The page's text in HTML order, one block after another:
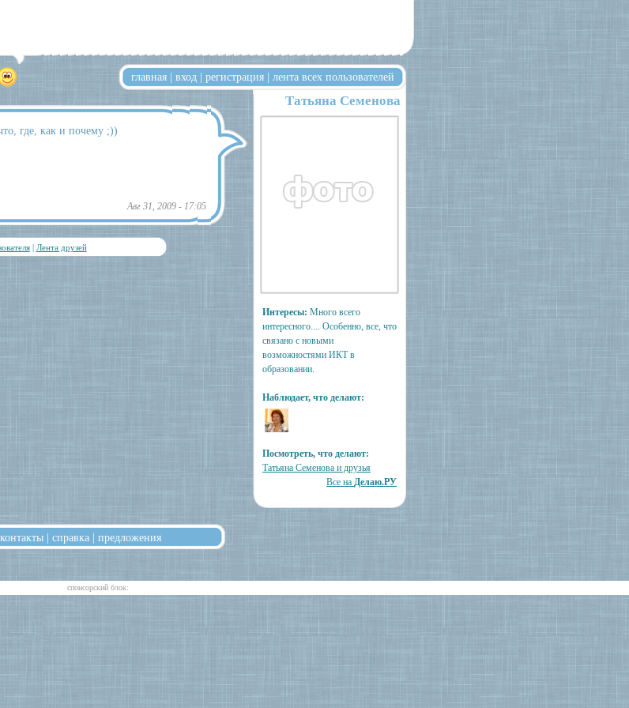
главная | вход | регистрация | лента всех пользователей
где, как и почему ;))
Авг 31, 2009 - 17:05
| Лента друзей
Татьяна Семенова
Интересы: Много всего
интересного.... Особенно, все, что
связано с новыми
возможностями ИКТ в
образовании.
Наблюдает, что делают:
Посмотреть, что делают:
Татьяна Семенова и друзья
Все на Делаю.РУ
контакты | справка | предложения
cпонсорский блок: